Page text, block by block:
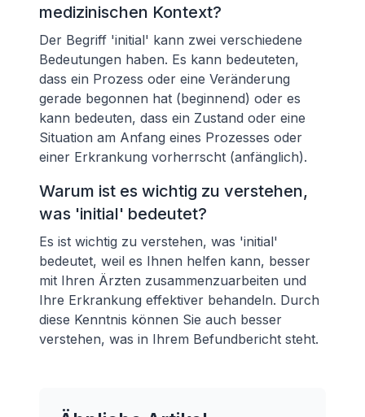
medizinischen Kontext?
Der Begriff 'initial' kann zwei verschiedene
Bedeutungen haben. Es kann bedeuteten,
dass ein Prozess oder eine Veränderung
gerade begonnen hat (beginnend) oder es
kann bedeuten, dass ein Zustand oder eine
Situation am Anfang eines Prozesses oder
einer Erkrankung vorherrscht (anfänglich).
Warum ist es wichtig zu verstehen,
was 'initial' bedeutet?
Es ist wichtig zu verstehen, was 'initial'
bedeutet, weil es Ihnen helfen kann, besser
mit Ihren Ärzten zusammenzuarbeiten und
Ihre Erkrankung effektiver behandeln. Durch
diese Kenntnis können Sie auch besser
verstehen, was in Ihrem Befundbericht steht.